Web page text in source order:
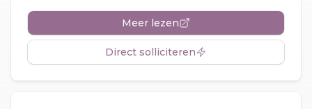
Meer lezen
Direct solliciteren